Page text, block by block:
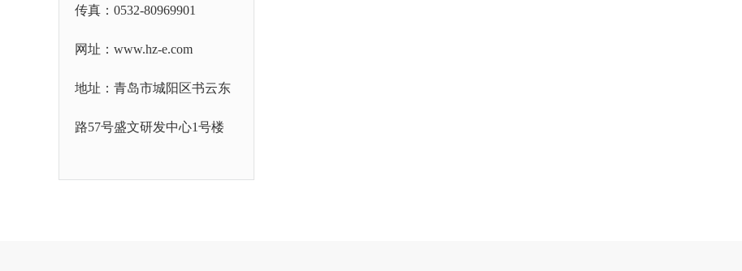
传真：0532-80969901
网址：www.hz-e.com
地址：青岛市城阳区书云东
路57号盛文研发中心1号楼